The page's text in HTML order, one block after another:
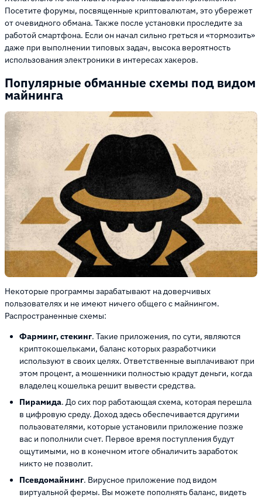
Посетите форумы, посвященные криптовалютам, это убережет
от очевидного обмана. Также после установки проследите за
работой смартфона. Если он начал сильно греться и «тормозить»
даже при выполнении типовых задач, высока вероятность
использования электроники в интересах хакеров.
Популярные обманные схемы под видом
майнинга
Некоторые программы зарабатывают на доверчивых
пользователях и не имеют ничего общего с майнингом.
Распространенные схемы:
Фарминг, стекинг. Такие приложения, по сути, являются
криптокошельками, баланс которых разработчики
используют в своих целях. Ответственные выплачивают при
этом процент, а мошенники полностью крадут деньги, когда
владелец кошелька решит вывести средства.
Пирамида. До сих пор работающая схема, которая перешла
в цифровую среду. Доход здесь обеспечивается другими
пользователями, которые установили приложение позже
вас и пополнили счет. Первое время поступления будут
ощутимыми, но в конечном итоге обналичить заработок
никто не позволит.
Псевдомайнинг. Вирусное приложение под видом
виртуальной фермы. Вы можете пополнять баланс, видеть